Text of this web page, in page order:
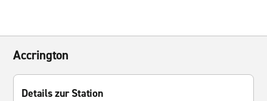
Accrington
Details zur Station